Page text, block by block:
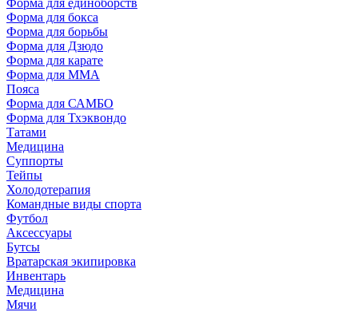
Форма для единоборств
Форма для бокса
Форма для борьбы
Форма для Дзюдо
Форма для карате
Форма для MMA
Пояса
Форма для САМБО
Форма для Тхэквондо
Татами
Медицина
Суппорты
Тейпы
Холодотерапия
Командные виды спорта
Футбол
Аксессуары
Бутсы
Вратарская экипировка
Инвентарь
Медицина
Мячи